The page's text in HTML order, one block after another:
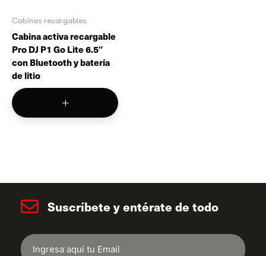
Cabinas recargables
Cabina activa recargable
Pro DJ P1 Go Lite 6.5″
con Bluetooth y batería
de litio
Suscríbete y entérate de todo